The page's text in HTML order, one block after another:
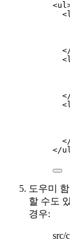
<ul
<
<
<
</
도우미
할 수도
경우:
src/